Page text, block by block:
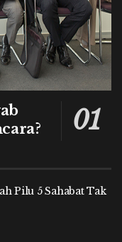
Pilu 5 Sahabat Tak